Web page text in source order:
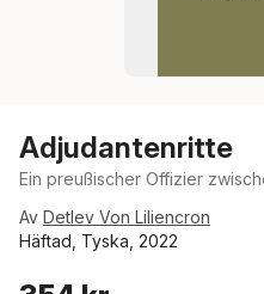
Adjudantenritte
Ein preußischer Offizier
Av Detlev Von Liliencron
Häftad, Tyska, 2022